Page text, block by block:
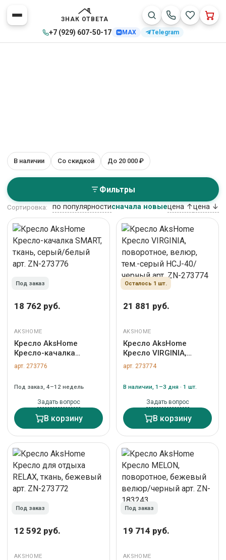
ЗНАК ОТВЕТА
+7 (929) 607-50-17 MAX Telegram
Мягкая мебель AksHome
Главная>Каталог товаров >Мягкая мебель
В наличии Со скидкой До 20 000 ₽
Фильтры
Сортировка: по популярностисначала новыецена ↑цена ↓
Под заказ
18 762 руб.
AKSHOME
Кресло AksHome
Кресло-качалка
SMART, ткань, серый/
белый арт. ZN-273776
арт. 273776
Под заказ, 4–12 недель
Задать вопрос
В корзину
Осталось 1 шт.
21 881 руб.
AKSHOME
Кресло AksHome
Кресло VIRGINIA,
поворотное, велюр,
тем.-серый HCJ-40/
арт. 273774
В наличии, 1–3 дня · 1 шт.
Задать вопрос
В корзину
Под заказ
12 592 руб.
AKSHOME
Под заказ
19 714 руб.
AKSHOME